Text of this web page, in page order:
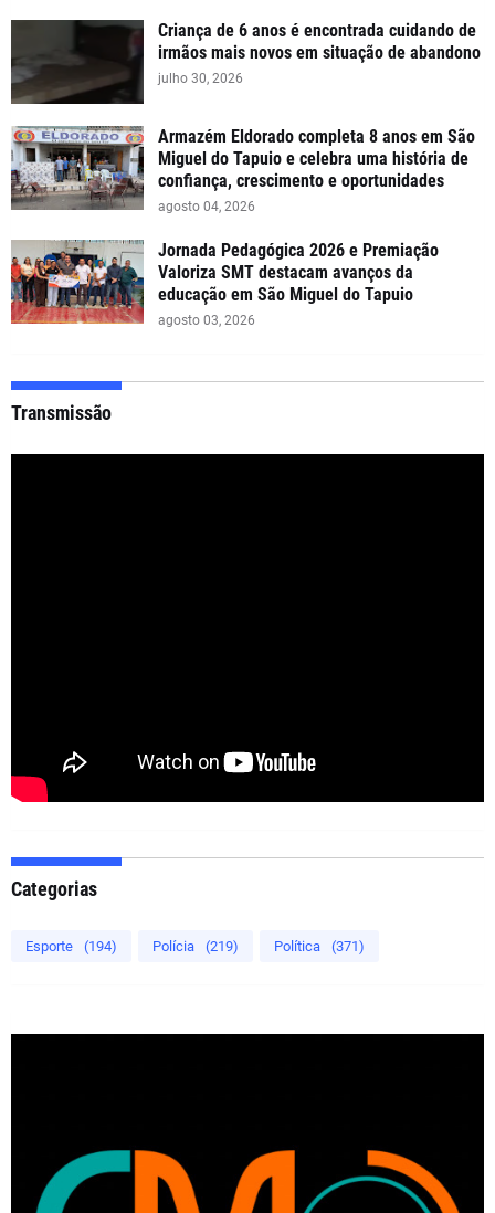
Criança de 6 anos é encontrada cuidando de
irmãos mais novos em situação de abandono
julho 30, 2026
Armazém Eldorado completa 8 anos em São
Miguel do Tapuio e celebra uma história de
confiança, crescimento e oportunidades
agosto 04, 2026
Jornada Pedagógica 2026 e Premiação
Valoriza SMT destacam avanços da
educação em São Miguel do Tapuio
agosto 03, 2026
Transmissão
Categorias
Esporte (194) Polícia (219) Política (371)